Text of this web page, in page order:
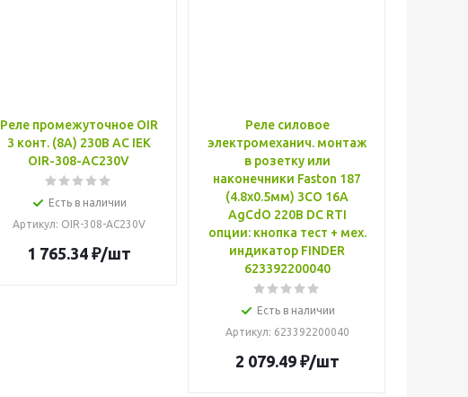
Реле промежуточное OIR
3 конт. (8А) 230В AC IEK
OIR-308-AC230V
Есть в наличии
Артикул: OIR-308-AC230V
1 765.34₽/шт
Реле силовое
электромеханич. монтаж
в розетку или
наконечники Faston 187
(4.8х0.5мм) 3CO 16А
AgCdO 220В DC RTI
опции: кнопка тест + мех.
индикатор FINDER
623392200040
Есть в наличии
Артикул: 623392200040
2 079.49₽/шт